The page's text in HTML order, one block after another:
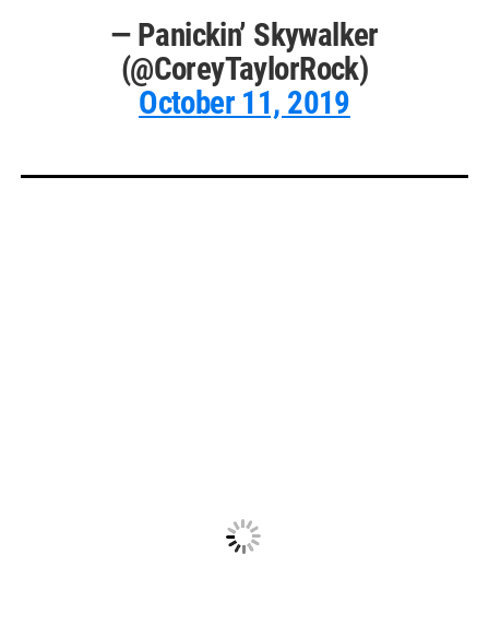
— Panickin’ Skywalker
(@CoreyTaylorRock)
October 11, 2019